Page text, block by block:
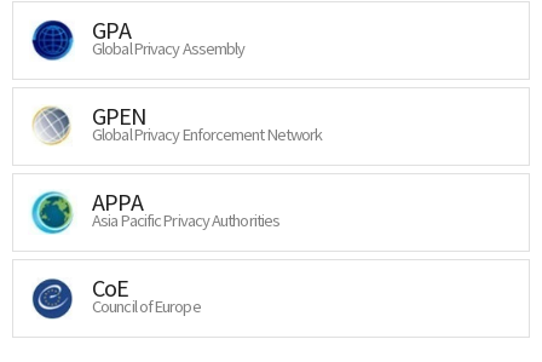
GPA
Global Privacy Assembly
GPEN
Global Privacy Enforcement Network
APPA
Asia Pacific Privacy Authorities
CoE
Council of Europe